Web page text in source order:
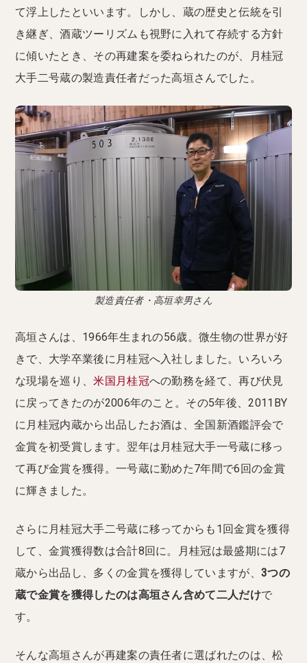
て浮上したといいます。しかし、蔵の歴史と伝統を引
き継ぎ、酒蔵ツーリズムも視野に入れて存続する方針
に傾いたとき、その再建案を委ねられたのが、月桂冠
大手二号蔵の製造責任者だった高垣さんでした。
製造責任者・高垣幸男さん
高垣さんは、1966年生まれの56歳。微生物の世界が好
きで、大学卒業後に月桂冠へ入社しました。いろいろ
な現場を巡り、米国月桂冠への勤務を経て、再び伏見
に戻ってきたのが2006年のこと。その5年後、2011BY
に月桂冠内蔵から出品したお酒は、全国新酒鑑評会で
金賞を初受賞します。翌年は月桂冠大手一号蔵に移っ
て再び金賞を獲得。一号蔵に勤めた7年間で6回の金賞
に輝きました。
さらに月桂冠大手二号蔵に移ってからも1回金賞を獲得
して、金賞獲得数は合計8回に。月桂冠は最盛期には7
蔵から出品し、多くの金賞を獲得していますが、3つの
蔵で金賞を獲得したのは高垣さん含めて二人だけで
す。
そんな高垣さんが再建案の責任者に選ばれたのは、松